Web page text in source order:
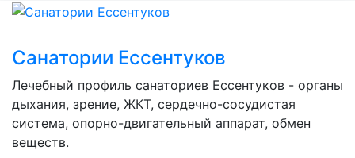
Санатории Ессентуков
Лечебный профиль санаториев Ессентуков - органы
дыхания, зрение, ЖКТ, сердечно-сосудистая
система, опорно-двигательный аппарат, обмен
веществ.